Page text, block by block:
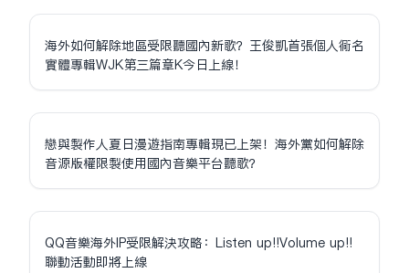
海外如何解除地區受限聽國內新歌？王俊凱首張個人同名
實體專輯WJK第三篇章K今日上線！
戀與製作人夏日漫遊指南專輯現已上架！海外黨如何解除
音源版權限制使用國內音樂平台聽歌？
QQ音樂海外IP受限解決攻略：Listen up!!Volume up!!
聯動活動即將上線